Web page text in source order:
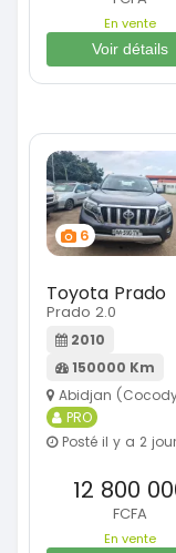
En vente
Voir détails
6
Toyota Prado
Prado 2.0
2010
150000 Km
Abidjan
PRO
Posté il y a 2
12 800
FCFA
En vente